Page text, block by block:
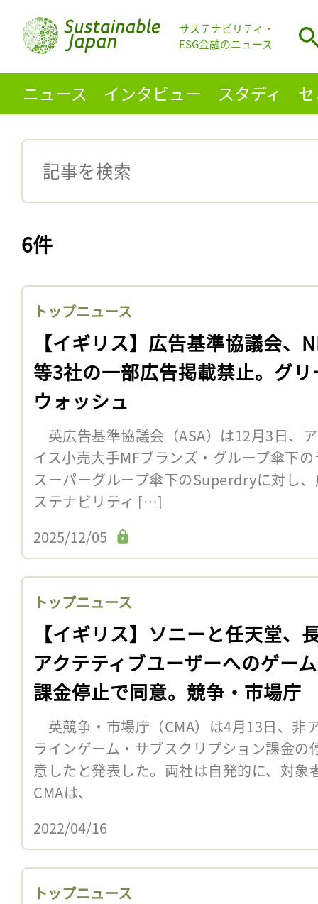
サステナビリティ・
ESG金融のニュース
ニュース インタビュー スタディ
6件
トップニュース
【イギリス】広告基準協議会、
等3社の一部広告掲載禁止。グリ
ウォッシュ
英広告基準協議会（ASA）は12月3日、
イス小売大手MFブランズ・グループ傘下
スーパーグループ傘下のSuperdryに対し
ステナビリティ […]
2025/12/05
トップニュース
【イギリス】ソニーと任天堂、
アクテティブユーザーへのゲー
課金停止で同意。競争・市場庁
英競争・市場庁（CMA）は4月13日、非
ラインゲーム・サブスクリプション課金の
意したと発表した。両社は自発的に、対
CMAは、
2022/04/16
トップニュース